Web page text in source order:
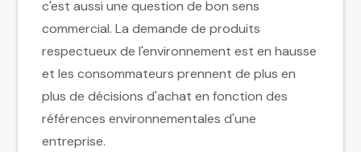
c'est aussi une question de bon sens
commercial. La demande de produits
respectueux de l'environnement est en hausse
et les consommateurs prennent de plus en
plus de décisions d'achat en fonction des
références environnementales d'une
entreprise.